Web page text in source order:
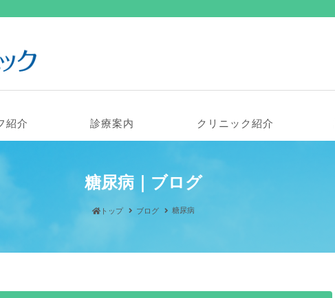
紹介 診療案内 クリニック紹介
糖尿病｜ブログ
トップ ブログ 糖尿病